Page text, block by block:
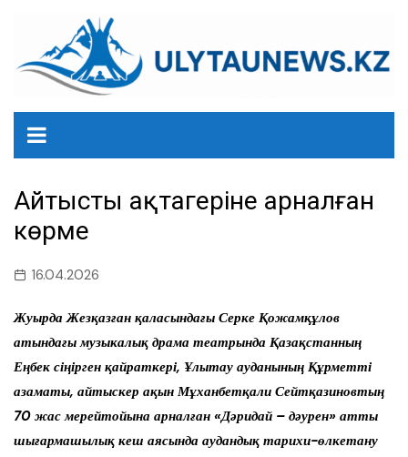
содержанию
Айтыстың ақтаңгеріне арналған
көрме
16.04.2026
Жуырда Жезқазған қаласындағы Серке Қожамқұлов
атындағы музыкалық драма театрында Қазақстанның
Еңбек сіңірген қайраткері, Ұлытау ауданының Құрметті
азаматы, айтыскер ақын Мұханбетқали Сейтқазиновтың
70 жас мерейтойына арналған «Дәридай – дәурен» атты
шығармашылық кеш аясында аудандық тарихи-өлкетану